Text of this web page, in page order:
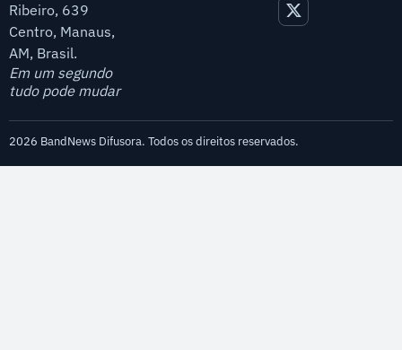
Ribeiro, 639
Centro, Manaus,
AM, Brasil.
Em um segundo
tudo pode mudar
2026 BandNews Difusora. Todos os direitos reservados.